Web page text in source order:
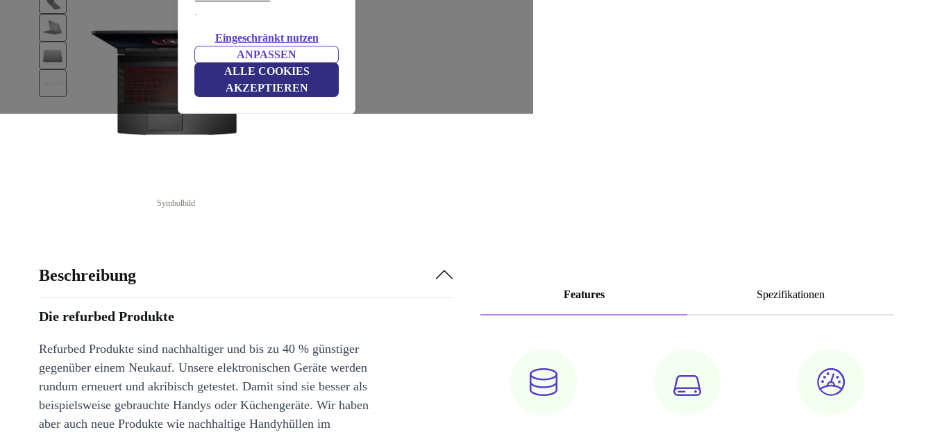
.
Eingeschränkt nutzen
ANPASSEN
ALLE COOKIES
AKZEPTIEREN
Symbolbild
Features Spezifikationen
Beschreibung
Die refurbed Produkte
Refurbed Produkte sind nachhaltiger und bis zu 40 % günstiger
gegenüber einem Neukauf. Unsere elektronischen Geräte werden
rundum erneuert und akribisch getestet. Damit sind sie besser als
beispielsweise gebrauchte Handys oder Küchengeräte. Wir haben
aber auch neue Produkte wie nachhaltige Handyhüllen im